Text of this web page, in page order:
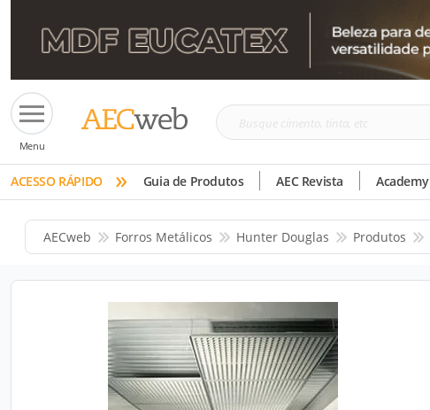
Menu
Busque
tinta,
etc
ACESSO RÁPIDO » Guia de Produtos AEC Revista Academy
AECweb Forros Metálicos Hunter Douglas Produtos